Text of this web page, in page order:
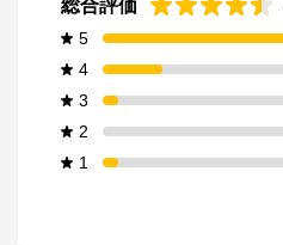
総合評価
5
4
3
2
1